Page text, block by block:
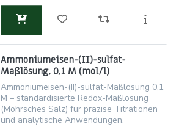
Ammoniumeisen-(II)-sulfat-
Maßlösung, 0,1 M (mol/l)
Ammoniumeisen-(II)-sulfat-Maßlösung 0,1
M – standardisierte Redox-Maßlösung
(Mohrsches Salz) für präzise Titrationen
und analytische Anwendungen.